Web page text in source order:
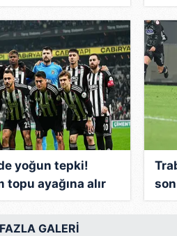
gönderdi"
yoğun tepki!
ayağına alır
GALERİ